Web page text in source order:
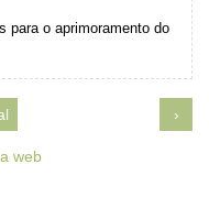
para o aprimoramento do
›
web